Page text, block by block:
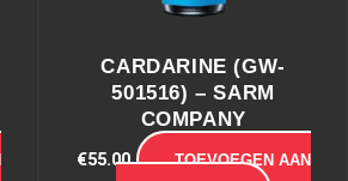
CARDARINE (GW-
501516) – SARM
COMPANY
€55.00
TOEVOEGEN AAN